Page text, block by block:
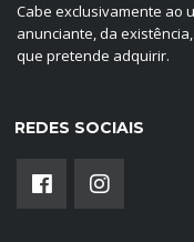
Cabe exclusivamente ao
anunciante, da
que pretende adquirir.
REDES SOCIAIS